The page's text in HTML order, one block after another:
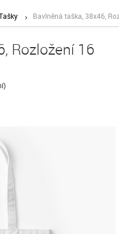
Bavlněná taška, 38x46,
Rozložení 16
)